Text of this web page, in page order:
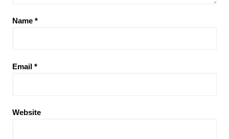
Name *
Email *
Website